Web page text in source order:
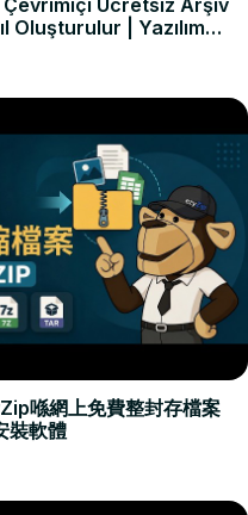
Oluşturulur | Yazılım
喺網上免費整封存檔案
裝軟體